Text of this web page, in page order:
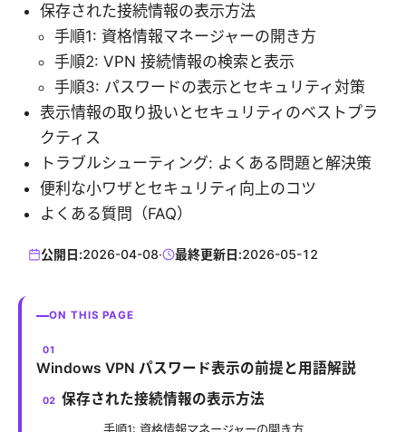
保存された接続情報の表示方法
手順1: 資格情報マネージャーの開き方
手順2: VPN 接続情報の検索と表示
手順3: パスワードの表示とセキュリティ対策
表示情報の取り扱いとセキュリティのベストプラ
クティス
トラブルシューティング: よくある問題と解決策
便利な小ワザとセキュリティ向上のコツ
よくある質問（FAQ）
公開日:2026-04-08· 最終更新日:2026-05-12
ON THIS PAGE
Windows VPN パスワード表示の前提と用語解説
保存された接続情報の表示方法